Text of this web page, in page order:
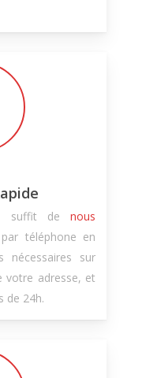
il suffit denous
téléphone en
nécessaires sur
votre adresse, et
de 24h.